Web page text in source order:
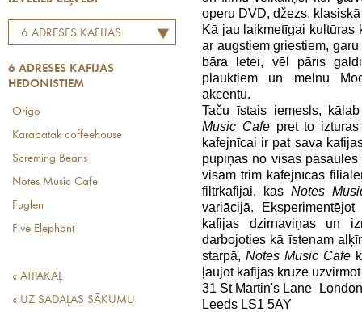
6 ADRESES KAFIJAS
6 ADRESES KAFIJAS
HEDONISTIEM
Origo
Karabatak coffeehouse
Screming Beans
Notes Music Cafe
Fuglen
Five Elephant
« ATPAKAĻ
« UZ SADAĻAS SĀKUMU
operu DVD, džezs,
Kā jau laikmetīgai kultūras
ar augstiem griestiem,
bāra letei, vēl pāris
plauktiem un melnu
akcentu.
Taču īstais iemesls,
Music Cafepret to izturas
kafejnīcai ir pat sava
pupiņas no visas
visām trim kafejnīcas
filtrkafijai, kas Notes
variācijā.
kafijas dzirnaviņas un
darbojoties kā īstenam
starpā, Notes Music Cafe
ļaujot kafijas krūzē
31 St Martin's Lane
Leeds LS1 5AY